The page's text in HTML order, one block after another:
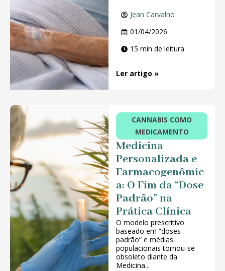
Jean Carvalho
01/04/2026
15 min de leitura
Ler artigo »
CANNABIS COMO
MEDICAMENTO
Medicina
Personalizada e
Farmacogenômic
a: O Fim da “Dose
Padrão” na
Prática Clínica
O modelo prescritivo
baseado em “doses
padrão” e médias
populacionais tornou-se
obsoleto diante da
Medicina...